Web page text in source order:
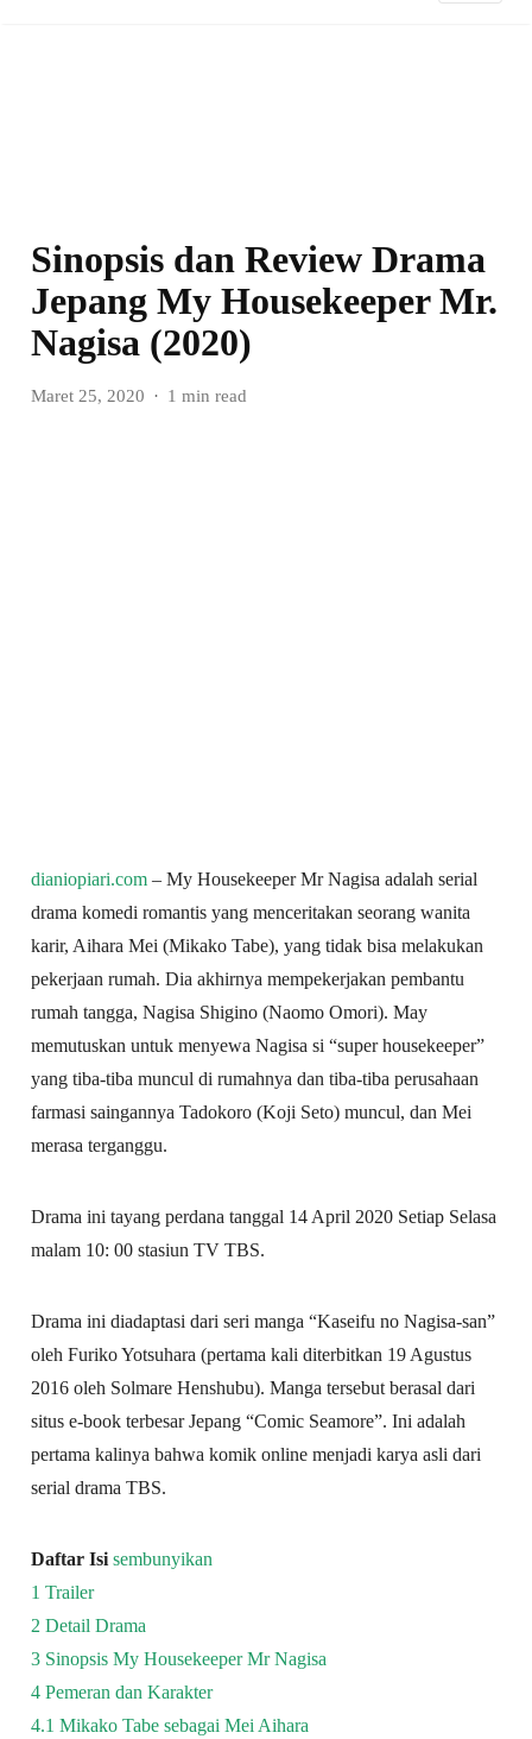
Sinopsis dan Review Drama
Jepang My Housekeeper Mr.
Nagisa (2020)
Maret 25, 2020 1 min read
dianiopiari.com – My Housekeeper Mr Nagisa adalah serial
drama komedi romantis yang menceritakan seorang wanita
karir, Aihara Mei (Mikako Tabe), yang tidak bisa melakukan
pekerjaan rumah. Dia akhirnya mempekerjakan pembantu
rumah tangga, Nagisa Shigino (Naomo Omori). May
memutuskan untuk menyewa Nagisa si “super housekeeper”
yang tiba-tiba muncul di rumahnya dan tiba-tiba perusahaan
farmasi saingannya Tadokoro (Koji Seto) muncul, dan Mei
merasa terganggu.
Drama ini tayang perdana tanggal 14 April 2020 Setiap Selasa
malam 10: 00 stasiun TV TBS.
Drama ini diadaptasi dari seri manga “Kaseifu no Nagisa-san”
oleh Furiko Yotsuhara (pertama kali diterbitkan 19 Agustus
2016 oleh Solmare Henshubu). Manga tersebut berasal dari
situs e-book terbesar Jepang “Comic Seamore”. Ini adalah
pertama kalinya bahwa komik online menjadi karya asli dari
serial drama TBS.
Daftar Isi sembunyikan
1 Trailer
2 Detail Drama
3 Sinopsis My Housekeeper Mr Nagisa
4 Pemeran dan Karakter
4.1 Mikako Tabe sebagai Mei Aihara